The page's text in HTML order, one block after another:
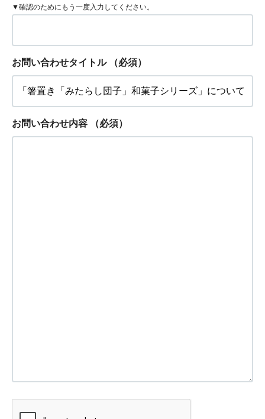
▼確認のためにもう一度入力してください。
お問い合わせタイトル （必須）
お問い合わせ内容 （必須）